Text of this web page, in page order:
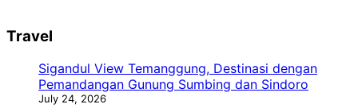
Travel
Sigandul View Temanggung, Destinasi dengan
Pemandangan Gunung Sumbing dan Sindoro
July 24, 2026